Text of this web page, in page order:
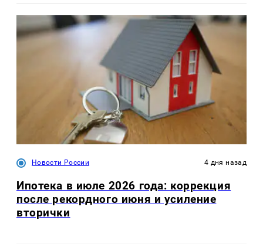
Новости России 4 дня назад
Ипотека в июле 2026 года: коррекция
после рекордного июня и усиление
вторички